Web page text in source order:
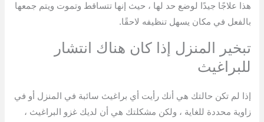
هذا علاجًا جيدًا لوضع حد لها ، حيث إنها تتساقط وتموت ويتم جمعها
بالفعل في مكان يسهل تنظيفه لاحقًا.
تبخير المنزل إذا كان هناك انتشار
للبراغيث
إذا لم تكن حالتك هي أنك رأيت أي براغيث سائبة في المنزل أو في
زاوية محددة للغاية ، ولكن مشكلتك هي أن لديك غزو البراغيث ،